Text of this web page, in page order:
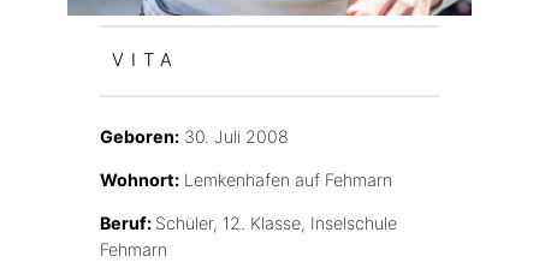
VITA
Geboren:30. Juli 2008
Wohnort:Lemkenhafen auf Fehmarn
Beruf: Schüler, 12. Klasse, Inselschule
Fehmarn